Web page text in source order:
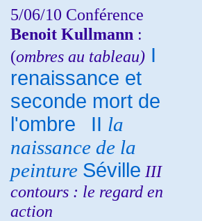
5/06/10 Conférence
Benoit Kullmann :
(ombres au tableau) I
renaissance et
seconde mort de
l'ombre
II la
naissance de la
peinture Séville III
contours : le regard en
action